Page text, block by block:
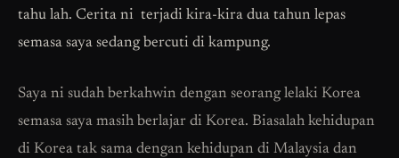
tahu lah. Cerita ni terjadi kira-kira dua tahun lepas
semasa saya sedang bercuti di kampung.
Saya ni sudah berkahwin dengan seorang lelaki Korea
semasa saya masih berlajar di Korea. Biasalah kehidupan
di Korea tak sama dengan kehidupan di Malaysia dan